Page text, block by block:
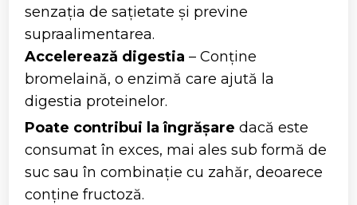
senzația de sațietate și previne
supraalimentarea.
Accelerează digestia – Conține
bromelaină, o enzimă care ajută la
digestia proteinelor.
Poate contribui la îngrășare dacă este
consumat în exces, mai ales sub formă de
suc sau în combinație cu zahăr, deoarece
conține fructoză.